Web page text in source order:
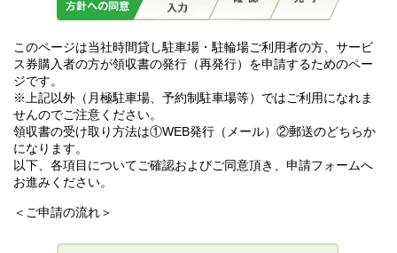
このページは当社時間貸し駐車場・駐輪場ご利用者の方、サービ
ス券購入者の方が領収書の発行（再発行）を申請するためのペー
ジです。
※上記以外（月極駐車場、予約制駐車場等）ではご利用になれま
せんのでご注意ください。
領収書の受け取り方法は①WEB発行（メール）②郵送のどちらか
になります。
以下、各項目についてご確認およびご同意頂き、申請フォームへ
お進みください。
＜ご申請の流れ＞